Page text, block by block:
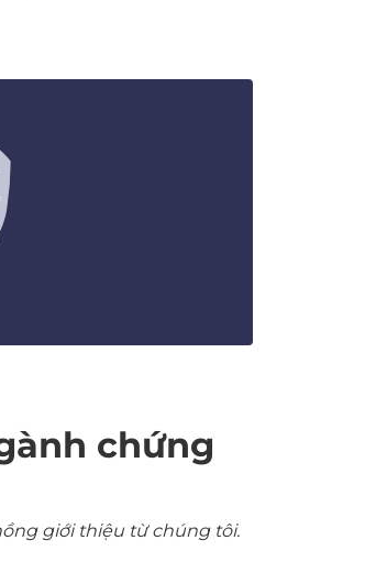
chứng
giới thiệu từ chúng tôi.